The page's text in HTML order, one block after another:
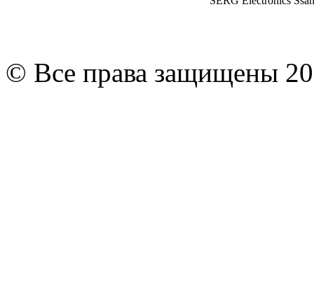
© Все права защищены